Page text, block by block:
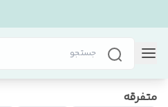
متفرقه